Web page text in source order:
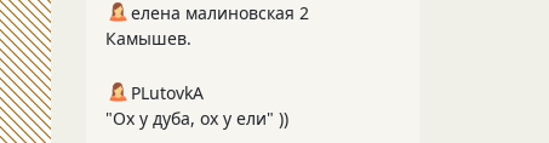
елена малиновская 2
Камышев.
PLutоvkА
"Ох у дуба, ох у ели" ))